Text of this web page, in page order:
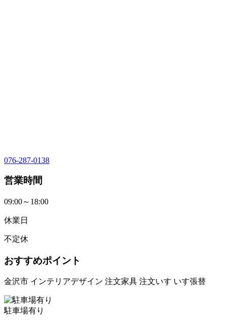
076-287-0138
営業時間
09:00～18:00
休業日
不定休
おすすめポイント
金沢市 インテリアデザイン 注文家具 注文いす いす張替
駐車場有り